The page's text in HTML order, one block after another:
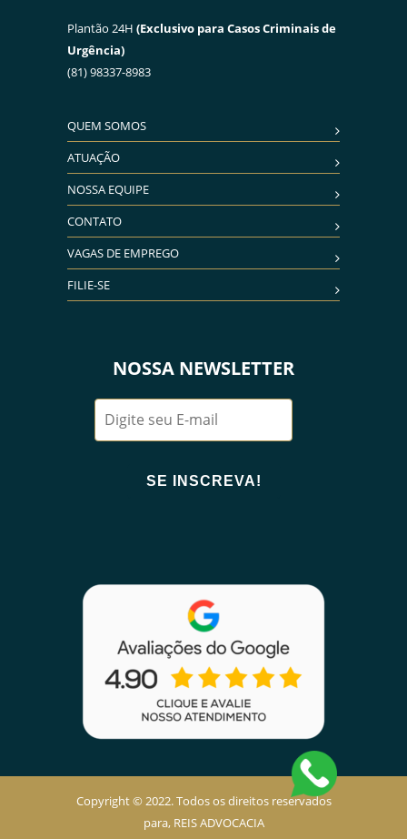
Plantão 24H (Exclusivo para Casos Criminais de
Urgência)
(81) 98337-8983
QUEM SOMOS
ATUAÇÃO
NOSSA EQUIPE
CONTATO
VAGAS DE EMPREGO
FILIE-SE
NOSSA NEWSLETTER
Copyright © 2022. Todos os direitos reservados
para, REIS ADVOCACIA